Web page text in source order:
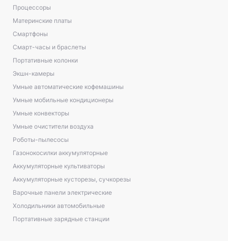
Процессоры
Материнские платы
Смартфоны
Смарт-часы и браслеты
Портативные колонки
Экшн-камеры
Умные автоматические кофемашины
Умные мобильные кондиционеры
Умные конвекторы
Умные очистители воздуха
Роботы-пылесосы
Газонокосилки аккумуляторные
Аккумуляторные культиваторы
Аккумуляторные кусторезы, сучкорезы
Варочные панели электрические
Холодильники автомобильные
Портативные зарядные станции